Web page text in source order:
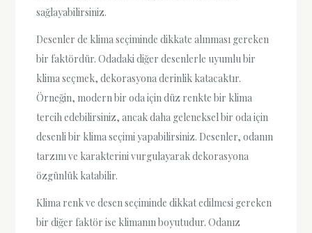
sağlayabilirsiniz.
Desenler de klima seçiminde dikkate alınması gereken
bir faktördür. Odadaki diğer desenlerle uyumlu bir
klima seçmek, dekorasyona derinlik katacaktır.
Örneğin, modern bir oda için düz renkte bir klima
tercih edebilirsiniz, ancak daha geleneksel bir oda için
desenli bir klima seçimi yapabilirsiniz. Desenler, odanın
tarzını ve karakterini vurgulayarak dekorasyona
özgünlük katabilir.
Klima renk ve desen seçiminde dikkat edilmesi gereken
bir diğer faktör ise klimanın boyutudur. Odanız